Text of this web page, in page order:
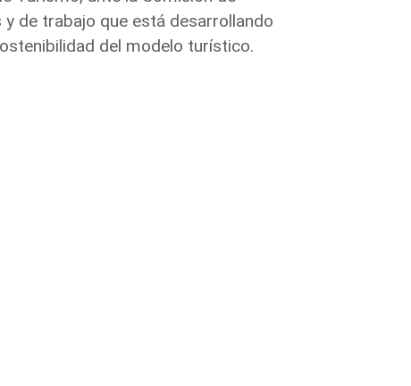
de trabajo que está desarrollando
del modelo turístico.